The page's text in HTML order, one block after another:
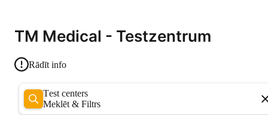
TM Medical - Testzentrum
Rādīt info
Test centers
Meklēt & Filtrs